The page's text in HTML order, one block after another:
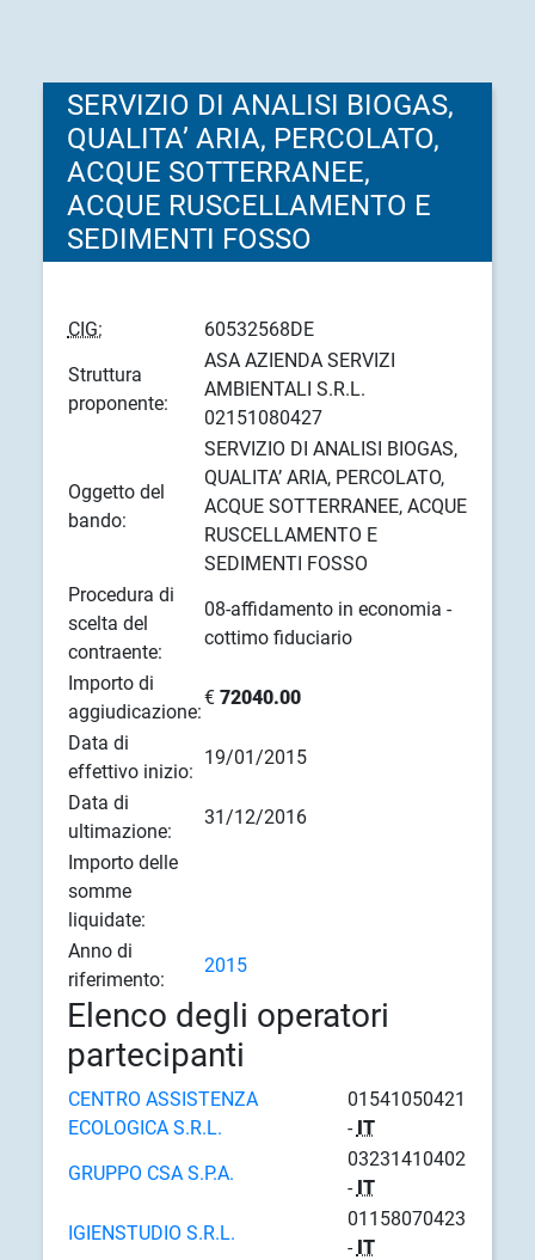
SERVIZIO DI ANALISI BIOGAS,
QUALITA’ ARIA, PERCOLATO,
ACQUE SOTTERRANEE,
ACQUE RUSCELLAMENTO E
SEDIMENTI FOSSO
CIG:
60532568DE
Struttura
proponente:
ASA AZIENDA SERVIZI
AMBIENTALI S.R.L.
02151080427
Oggetto del
bando:
SERVIZIO DI ANALISI BIOGAS,
QUALITA’ ARIA, PERCOLATO,
ACQUE SOTTERRANEE, ACQUE
RUSCELLAMENTO E
SEDIMENTI FOSSO
Procedura di
scelta del
contraente:
08-affidamento in economia -
cottimo fiduciario
Importo di
aggiudicazione:
€ 72040.00
Data di
effettivo inizio:
19/01/2015
Data di
ultimazione:
31/12/2016
Importo delle
somme
liquidate:
Anno di
riferimento:
2015
Elenco degli operatori
partecipanti
CENTRO ASSISTENZA
ECOLOGICA S.R.L.
01541050421
- IT
GRUPPO CSA S.P.A.
03231410402
- IT
IGIENSTUDIO S.R.L.
01158070423
- IT